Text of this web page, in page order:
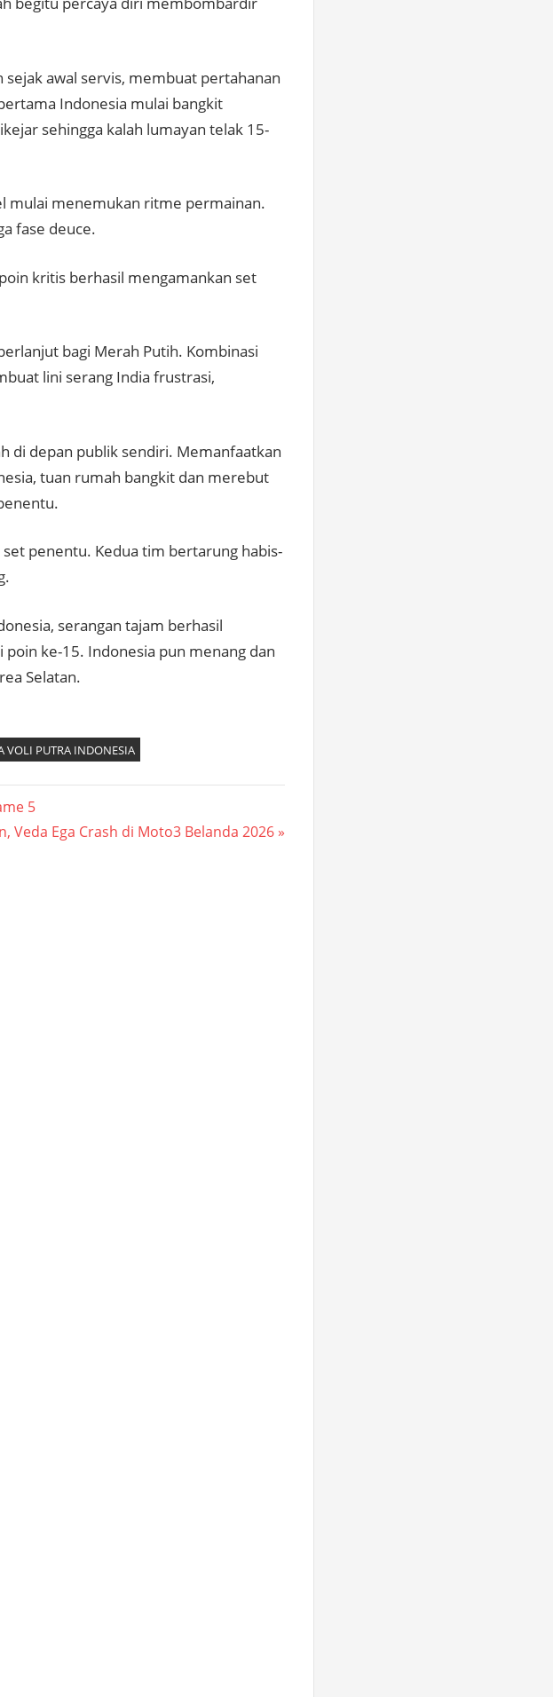
awal servis, membuat pertahanan
Indonesia mulai bangkit
sehingga kalah lumayan telak 15-
mulai menemukan ritme permainan.
fase deuce.
kritis berhasil mengamankan set
bagi Merah Putih. Kombinasi
lini serang India frustrasi,
di depan publik sendiri. Memanfaatkan
tuan rumah bangkit dan merebut
penentu. Kedua tim bertarung habis-
serangan tajam berhasil
ke-15. Indonesia pun menang dan
Selatan.
VOLI PUTRA INDONESIA
5
Veda Ega Crash di Moto3 Belanda 2026